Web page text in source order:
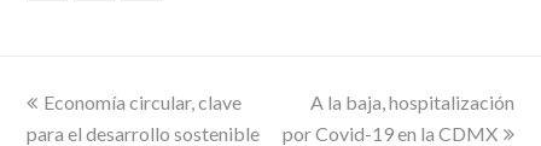
previous
post:
Economía circular, clave
para el desarrollo sostenible
next
post:
A la baja, hospitalización
por Covid-19 en la CDMX